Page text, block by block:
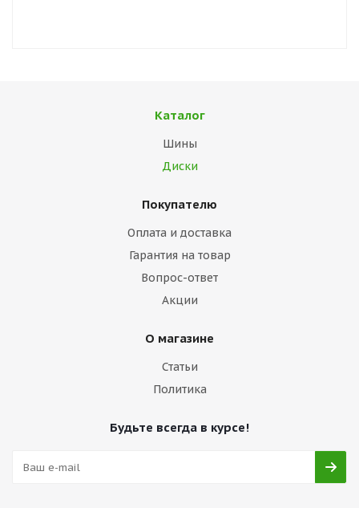
Каталог
Шины
Диски
Покупателю
Оплата и доставка
Гарантия на товар
Вопрос-ответ
Акции
О магазине
Статьи
Политика
Будьте всегда в курсе!